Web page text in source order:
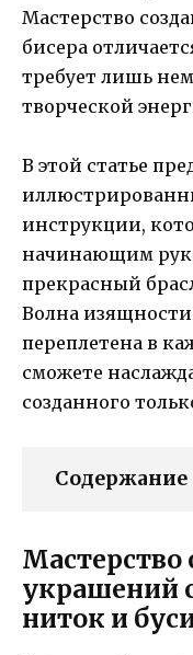
Мастерство
бисера
требует лишь
творческой
В этой статье
инструкции,
начинающим
прекрасный
Волна
переплетена в
сможете
созданного
Содержание
Мастерство
украшений
ниток и